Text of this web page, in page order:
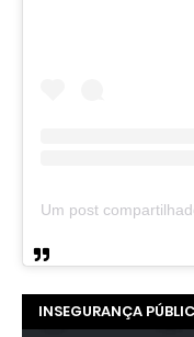
INSEGURANÇA